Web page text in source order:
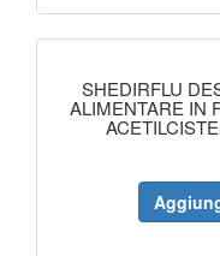
SHEDIRFLU
ALIMENTARE IN